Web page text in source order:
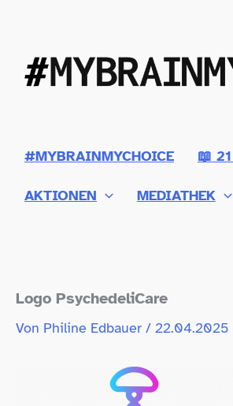
springen
#MYBRAINMYCHOICE 📖
AKTIONEN MEDIATHEK
Logo PsychedeliCare
Von Philine Edbauer / 22.04.2025